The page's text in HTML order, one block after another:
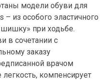
модели обуви для
из особого эластичного
при ходьбе.
в сочетании с
заказу
врачом
компенсирует